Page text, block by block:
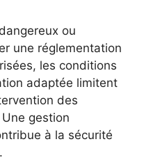
ou
une réglementation
les conditions
adaptée limitent
des
gestion
à la sécurité